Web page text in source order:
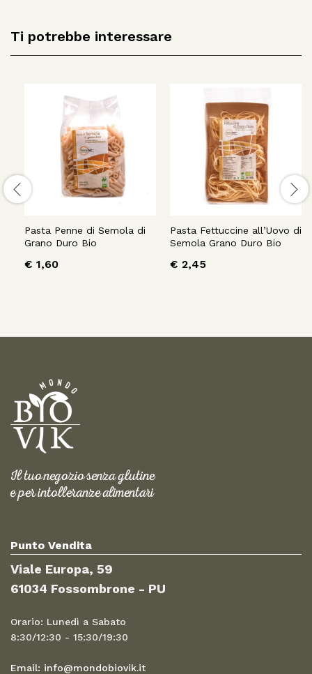
Ti potrebbe interessare
Pasta Penne di Semola di
Grano Duro Bio
€ 1,60
Pasta Fettuccine all’Uovo di
Semola Grano Duro Bio
€ 2,45
Il tuo negozio senza glutine
e per intolleranze alimentari
Punto Vendita
Viale Europa, 59
61034 Fossombrone - PU
Orario: Lunedì a Sabato
8:30/12:30 - 15:30/19:30
Email: info@mondobiovik.it